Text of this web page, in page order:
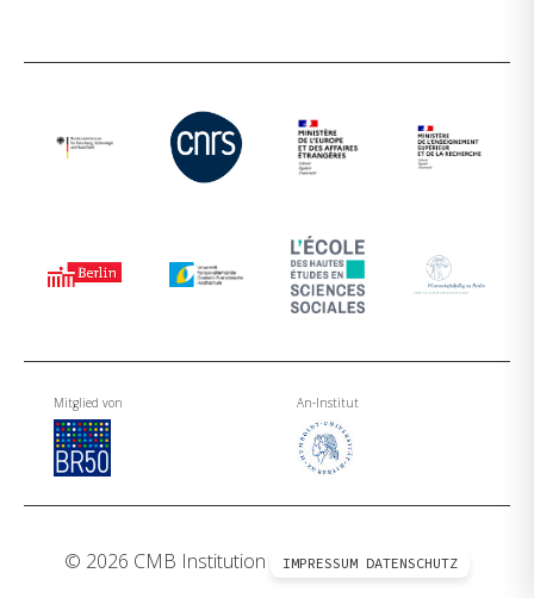
Mitglied von An-Institut
© 2026 CMB Institution IMPRESSUM DATENSCHUTZ